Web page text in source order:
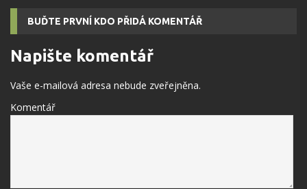
BUĎTE PRVNÍ KDO PŘIDÁ KOMENTÁŘ
Napište komentář
Vaše e-mailová adresa nebude zveřejněna.
Komentář